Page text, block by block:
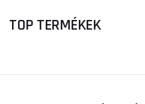
TOP TERMÉKEK